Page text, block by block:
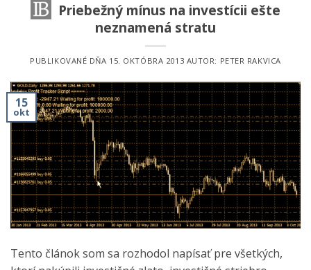
Priebežný mínus na investícii ešte
neznamená stratu
PUBLIKOVANÉ DŇA 15. OKTÓBRA 2013 AUTOR: PETER RAKVICA
15
okt
Tento článok som sa rozhodol napísať pre všetkých,